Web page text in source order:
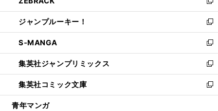
開
く
ウ
で
開
く
ィ
ン
ド
ウ
で
開
く
い
ウ
ィ
ン
ド
ウ
で
開
く
新
し
い
ウ
ィ
ン
ド
ウ
で
開
ジャンプルーキー！
新
し
い
ウ
ィ
ン
ド
ウ
S-MANGA
新
し
い
ウ
ィ
ン
集英社ジャンプリミックス
新
し
い
ウ
集英社コミック文庫
新
し
青年マンガ